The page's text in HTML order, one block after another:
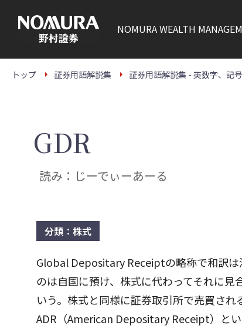
本
NOMURAWEALTH
トップ 証券用語解説集 証券用語解説集 - 英数字、記
GDR
読み：じーでぃーあーる
分類：株式
Global Depositary Receiptの略称で和訳
のは自国に預け、株式に代わってそれに
いう。株式と同様に証券取引所で売買さ
ADR（American Depositary Receipt）とい